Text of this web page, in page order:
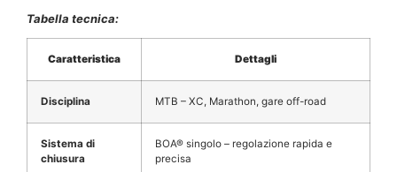
Tabella tecnica:
Caratteristica Dettagli
Disciplina MTB – XC, Marathon, gare off-road
Sistema di
chiusura
BOA® singolo – regolazione rapida e
precisa